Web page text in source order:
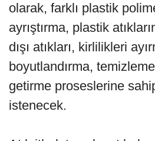
olarak, farklı plastik
ayrıştırma, plastik
dışı atıkları, kirlilikleri
boyutlandırma,
getirme proseslerine
istenecek.